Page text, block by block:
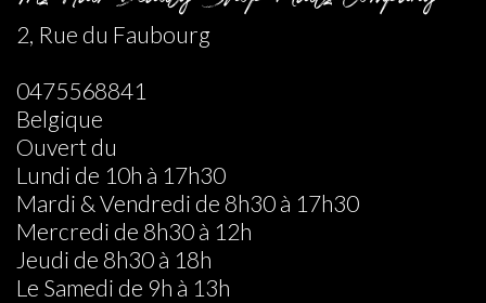
2, Rue du Faubourg
0475568841
Belgique
Ouvert du
Lundi de 10h à 17h30
Mardi & Vendredi de 8h30 à 17h30
Mercredi de 8h30 à 12h
Jeudi de 8h30 à 18h
Le Samedi de 9h à 13h